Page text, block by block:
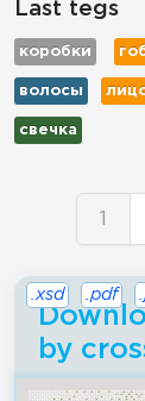
Last tegs
коробки
волосы
свечка
1
by
.xsd .pdf